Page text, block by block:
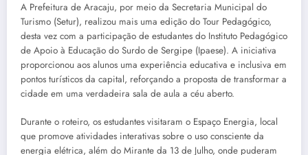
A Prefeitura de Aracaju, por meio da Secretaria Municipal do
Turismo (Setur), realizou mais uma edição do Tour Pedagógico,
desta vez com a participação de estudantes do Instituto Pedagógico
de Apoio à Educação do Surdo de Sergipe (Ipaese). A iniciativa
proporcionou aos alunos uma experiência educativa e inclusiva em
pontos turísticos da capital, reforçando a proposta de transformar a
cidade em uma verdadeira sala de aula a céu aberto.
Durante o roteiro, os estudantes visitaram o Espaço Energia, local
que promove atividades interativas sobre o uso consciente da
energia elétrica, além do Mirante da 13 de Julho, onde puderam